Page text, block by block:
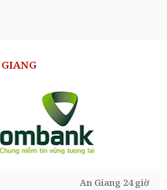
An Giang 24 giờ